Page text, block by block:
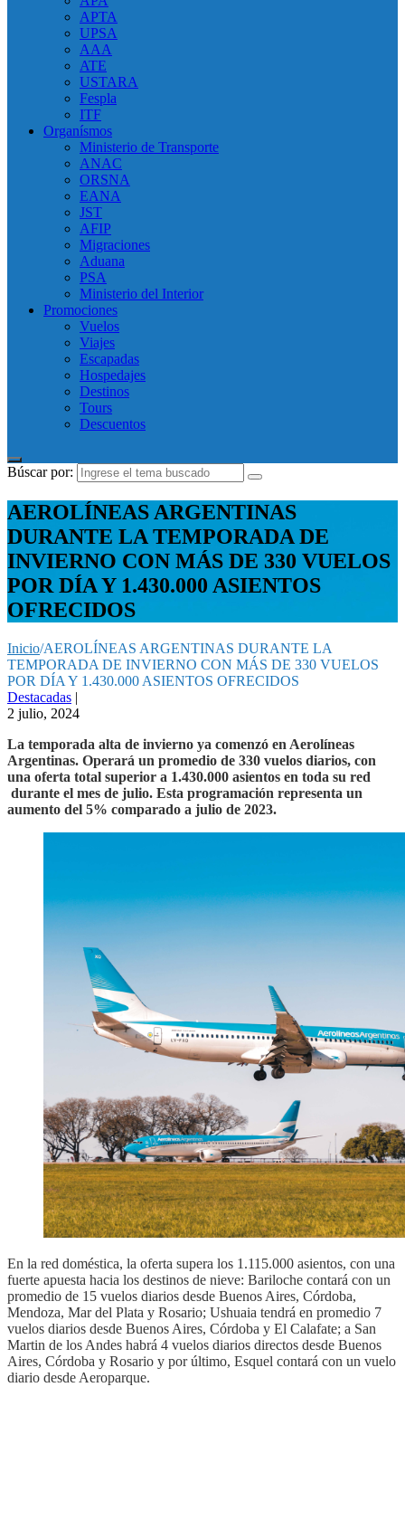
APTA
UPSA
AAA
ATE
USTARA
Fespla
ITF
Organísmos
Ministerio de Transporte
ANAC
ORSNA
EANA
JST
AFIP
Migraciones
Aduana
PSA
Ministerio del Interior
Promociones
Vuelos
Viajes
Escapadas
Hospedajes
Destinos
Tours
Descuentos
Búscar por:
AEROLÍNEAS ARGENTINAS
DURANTE LA TEMPORADA DE
INVIERNO CON MÁS DE 330 VUELOS
POR DÍA Y 1.430.000 ASIENTOS
OFRECIDOS
Inicio/AEROLÍNEAS ARGENTINAS DURANTE LA
TEMPORADA DE INVIERNO CON MÁS DE 330 VUELOS
POR DÍA Y 1.430.000 ASIENTOS OFRECIDOS
Destacadas |
2 julio, 2024
La temporada alta de invierno ya comenzó en Aerolíneas
Argentinas. Operará un promedio de 330 vuelos diarios, con
una oferta total superior a 1.430.000 asientos en toda su red
durante el mes de julio. Esta programación representa un
aumento del 5% comparado a julio de 2023.
En la red doméstica, la oferta supera los 1.115.000 asientos, con una
fuerte apuesta hacia los destinos de nieve: Bariloche contará con un
promedio de 15 vuelos diarios desde Buenos Aires, Córdoba,
Mendoza, Mar del Plata y Rosario; Ushuaia tendrá en promedio 7
vuelos diarios desde Buenos Aires, Córdoba y El Calafate; a San
Martin de los Andes habrá 4 vuelos diarios directos desde Buenos
Aires, Córdoba y Rosario y por último, Esquel contará con un vuelo
diario desde Aeroparque.